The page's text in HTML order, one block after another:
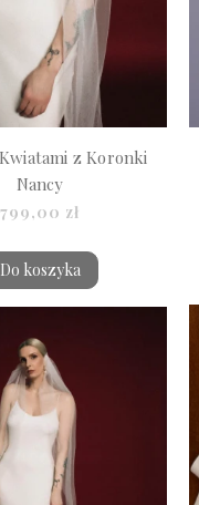
z Koronki
Nancy
799,00 zł
Do koszyka